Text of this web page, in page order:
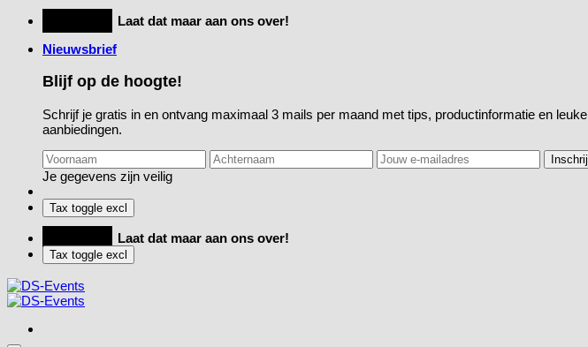
inhoud
Laat dat maar aan ons over!
Nieuwsbrief
Blijf op de hoogte!
Schrijf je gratis in en ontvang maximaal 3 mails per maand met tips, productinformatie en leuke
aanbiedingen.
Je gegevens zijn veilig
Laat dat maar aan ons over!